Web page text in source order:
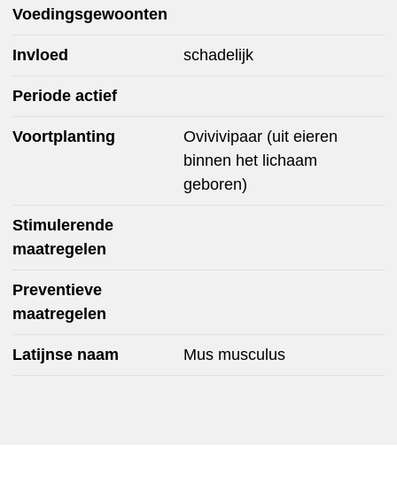
Voedingsgewoonten
Invloed schadelijk
Periode actief
Voortplanting
Ovivivipaar (uit eieren
binnen het lichaam
geboren)
Stimulerende
maatregelen
Preventieve
maatregelen
Latijnse naam Mus musculus